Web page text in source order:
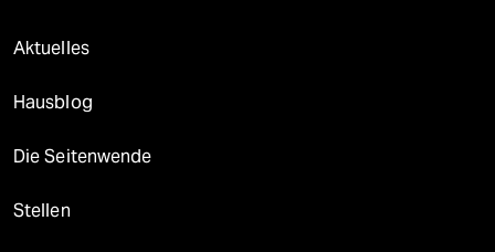
Aktuelles
Hausblog
Die Seitenwende
Stellen